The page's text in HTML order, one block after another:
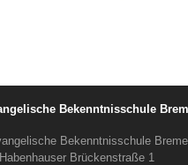
Bekenntnisschule
Bekenntnisschule
Habenhauser Brückenstraße 1